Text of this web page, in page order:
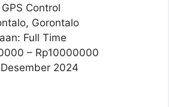
Control
Gorontalo
Full Time
– Rp10000000
2024